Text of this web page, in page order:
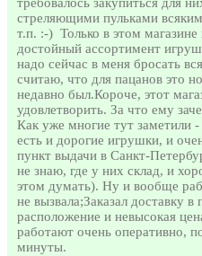
требовалось закупиться для
стреляющими пульками
т.п. :-) Только в этом магазине
достойный ассортимент
надо сейчас в меня бросать
считаю, что для пацанов это
недавно был.Короче, этот
удовлетворить. За что ему
Как уже многие тут заметили
есть и дорогие игрушки, и
пункт выдачи в Санкт-
не знаю, где у них склад, и
этом думать). Ну и вообще
не вызвала;Заказал доставку
расположение и невысокая
работают очень оперативно,
минуты.